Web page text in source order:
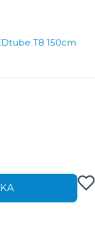
T8 150cm